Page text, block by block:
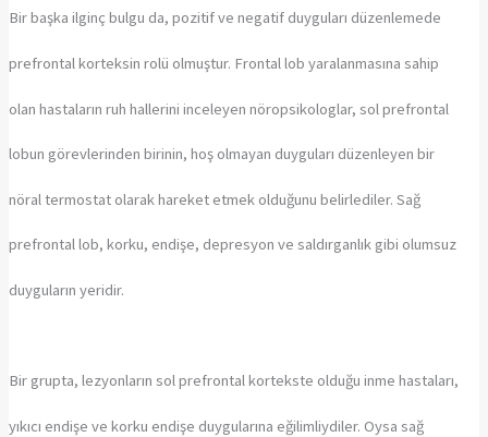
Bir başka ilginç bulgu da, pozitif ve negatif duyguları düzenlemede
prefrontal korteksin rolü olmuştur. Frontal lob yaralanmasına sahip
olan hastaların ruh hallerini inceleyen nöropsikologlar, sol prefrontal
lobun görevlerinden birinin, hoş olmayan duyguları düzenleyen bir
nöral termostat olarak hareket etmek olduğunu belirlediler. Sağ
prefrontal lob, korku, endişe, depresyon ve saldırganlık gibi olumsuz
duyguların yeridir.
Bir grupta, lezyonların sol prefrontal kortekste olduğu inme hastaları,
yıkıcı endişe ve korku endişe duygularına eğilimliydiler. Oysa sağ